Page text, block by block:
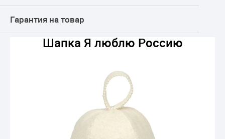
Гарантия на товар
Шапки, рукавицы и тапочки
Шапка Я люблю Россию
Шапка Я люблю Россию